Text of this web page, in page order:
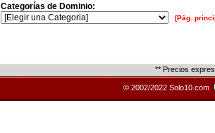
Categorías de Dominio:
[Pág.
** Precios
© 2002/2022 Solo10.com